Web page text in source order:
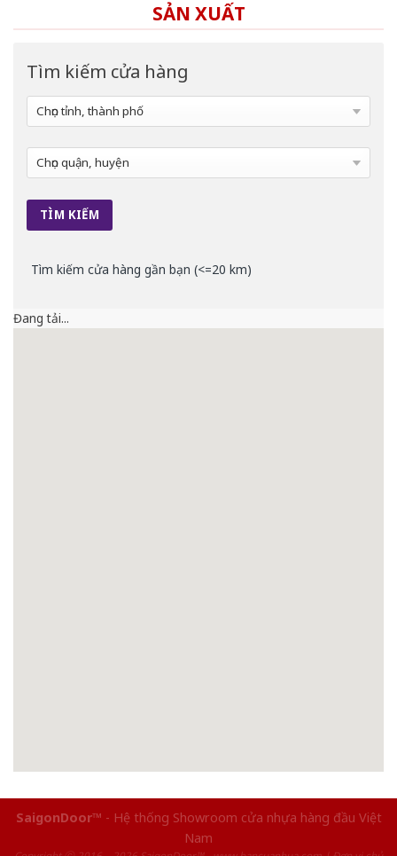
SẢN XUẤT
Tìm kiếm cửa hàng
Tìm kiếm cửa hàng gần bạn (<=20 km)
Đang tải...
SaigonDoor™ - Hệ thống Showroom cửa nhựa hàng đầu Việt
Nam